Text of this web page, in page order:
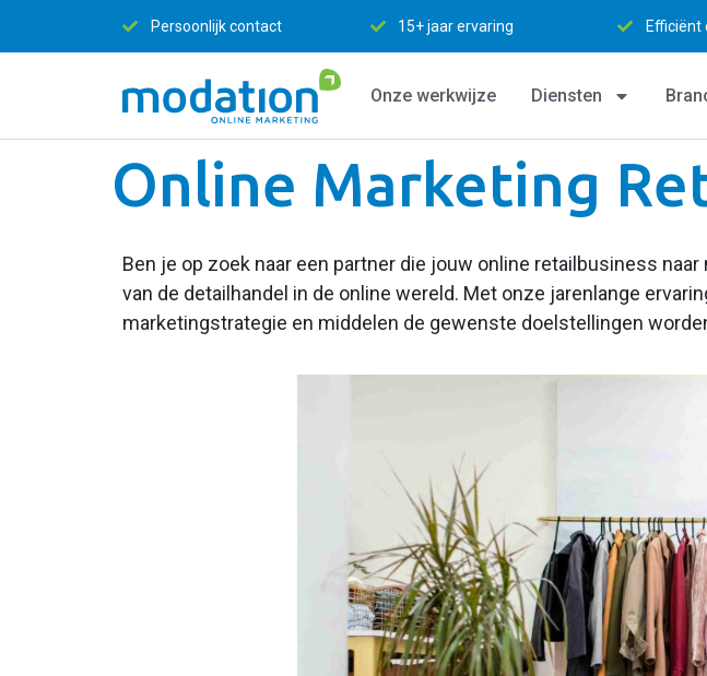
15+ jaar ervaring Efficiënt en Snel
Onze werkwijze Diensten
Online Marketing
Ben je op zoek naar een partner die jouw online retailbusiness
van de detailhandel in de online wereld. Met onze jarenlange
marketingstrategie en middelen de gewenste doelstellingen